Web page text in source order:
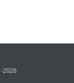
2026